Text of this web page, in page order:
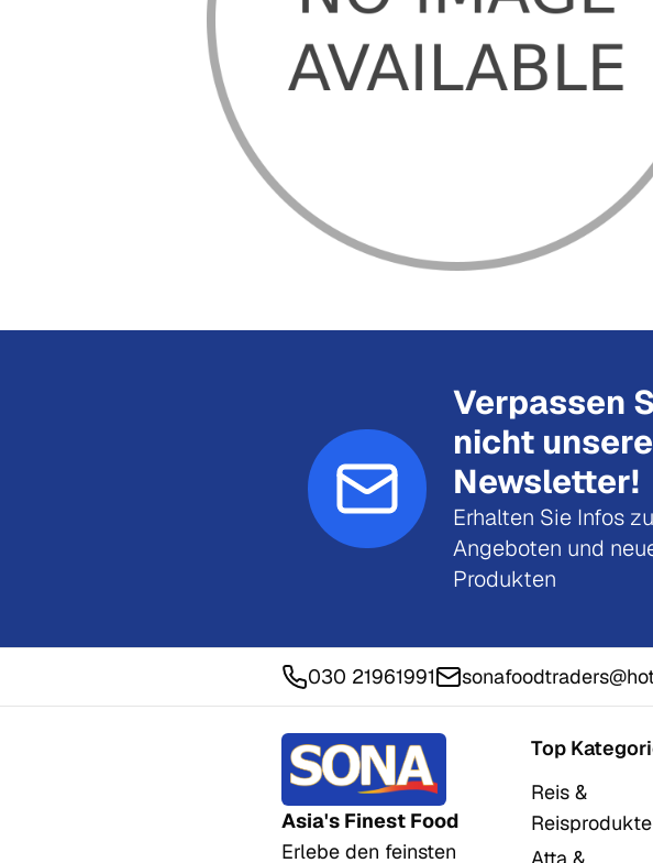
Verpassen
nicht
Newsletter!
Erhalten Sie Infos zu
Angeboten und
Produkten
030 21961991
Asia's Finest Food
Erlebe den feinsten
Top
Reis &
Reisprodukte
Atta &